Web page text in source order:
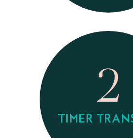
2
TIMER